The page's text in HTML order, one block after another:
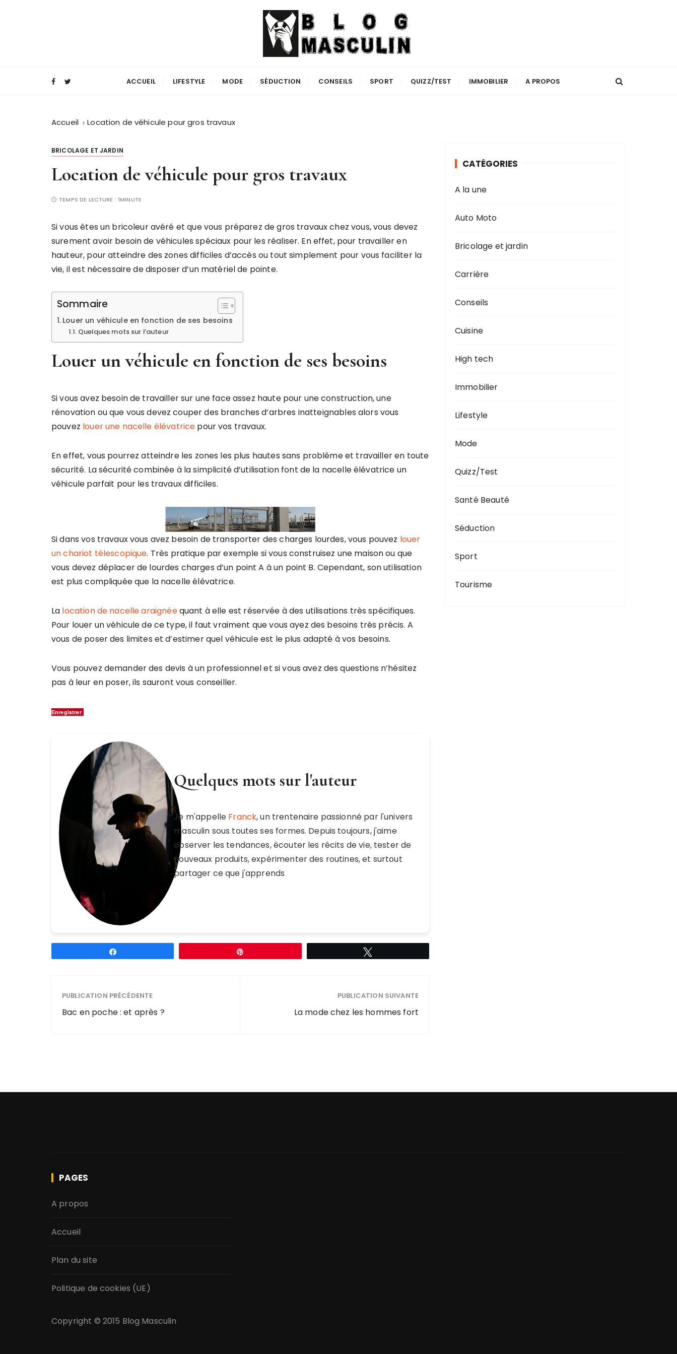
Blog Masculin
ACCUEIL LIFESTYLE MODE SÉDUCTION CONSEILS SPORT QUIZZ/TEST IMMOBILIER A PROPOS
Accueil Location de véhicule pour gros travaux
BRICOLAGE ET JARDIN
Location de véhicule pour gros travaux
TEMPS DE LECTURE :1MINUTE
Si vous êtes un bricoleur avéré et que vous préparez de gros travaux chez vous, vous devez
surement avoir besoin de véhicules spéciaux pour les réaliser. En effet, pour travailler en
hauteur, pour atteindre des zones difficiles d’accès ou tout simplement pour vous faciliter la
vie, il est nécessaire de disposer d’un matériel de pointe.
Sommaire
Louer un véhicule en fonction de ses besoins
Quelques mots sur l’auteur
Louer un véhicule en fonction de ses besoins
Si vous avez besoin de travailler sur une face assez haute pour une construction, une
rénovation ou que vous devez couper des branches d’arbres inatteignables alors vous
pouvez louer une nacelle élévatrice pour vos travaux.
En effet, vous pourrez atteindre les zones les plus hautes sans problème et travailler en toute
sécurité. La sécurité combinée à la simplicité d’utilisation font de la nacelle élévatrice un
véhicule parfait pour les travaux difficiles.
Si dans vos travaux vous avez besoin de transporter des charges lourdes, vous pouvez louer
un chariot télescopique. Très pratique par exemple si vous construisez une maison ou que
vous devez déplacer de lourdes charges d’un point A à un point B. Cependant, son utilisation
est plus compliquée que la nacelle élévatrice.
La location de nacelle araignéequant à elle est réservée à des utilisations très spécifiques.
Pour louer un véhicule de ce type, il faut vraiment que vous ayez des besoins très précis. A
vous de poser des limites et d’estimer quel véhicule est le plus adapté à vos besoins.
Vous pouvez demander des devis à un professionnel et si vous avez des questions n’hésitez
pas à leur en poser, ils sauront vous conseiller.
Enregistrer
Quelques mots sur l'auteur
Je m'appelle Franck, un trentenaire passionné par l'univers
masculin sous toutes ses formes. Depuis toujours, j'aime
observer les tendances, écouter les récits de vie, tester de
nouveaux produits, expérimenter des routines, et surtout
partager ce que j'apprends
PUBLICATION PRÉCÉDENTE
Bac en poche : et après ?
PUBLICATION SUIVANTE
La mode chez les hommes fort
CATÉGORIES
A la une
Auto Moto
Bricolage et jardin
Carrière
Conseils
Cuisine
High tech
Immobilier
Lifestyle
Mode
Quizz/Test
Santé Beauté
Séduction
Sport
Tourisme
PAGES
A propos
Accueil
Plan du site
Politique de cookies (UE)
Copyright © 2015 Blog Masculin